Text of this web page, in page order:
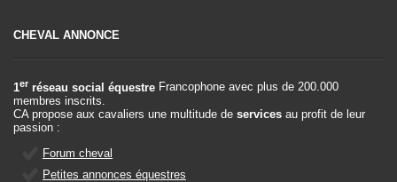
CHEVAL ANNONCE
1er réseau social équestre Francophone avec plus de 200.000
membres inscrits.
CA propose aux cavaliers une multitude de services au profit de leur
passion :
Forum cheval
Petites annonces équestres